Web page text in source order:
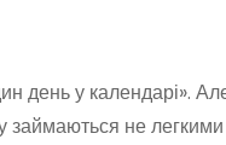
день у календарі».
займаються не